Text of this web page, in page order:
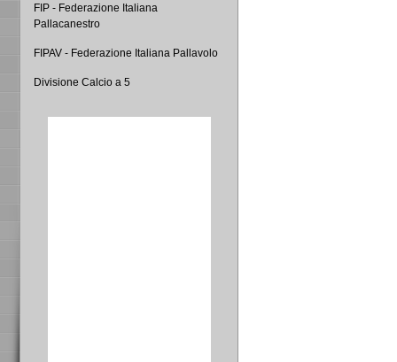
FIP - Federazione Italiana
Pallacanestro
FIPAV - Federazione Italiana Pallavolo
Divisione Calcio a 5